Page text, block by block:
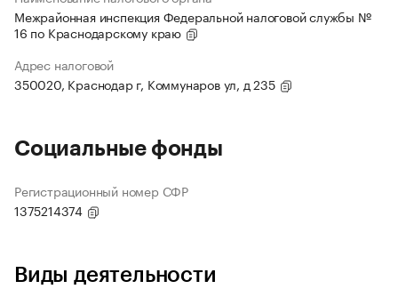
Межрайонная инспекция Федеральной налоговой службы №
16 по Краснодарскому краю
Адрес налоговой
350020, Краснодар г, Коммунаров ул, д 235
Социальные фонды
Регистрационный номер СФР
1375214374
Виды деятельности